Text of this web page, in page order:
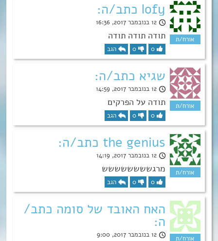
lofy כתב/ה:
12 בנובמבר 2017, 16:36
תודה תודה תודה
0
0 הגב
שגיא כתב/ה:
12 בנובמבר 2017, 14:59
תודה על הפרקים
0
0 הגב
the genius כתב/ה:
12 בנובמבר 2017, 14:19
מרגשששששששש
0
0 הגב
האח האובד של סומה כתב/
ה:
12 בנובמבר 2017, 9:00